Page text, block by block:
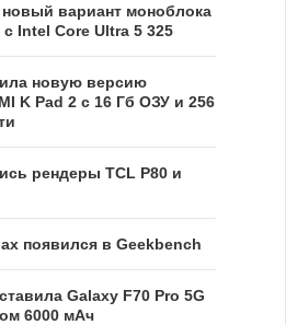
новый вариант моноблока
Intel Core Ultra 5 325
новую версию
K Pad 2 с 16 Гб ОЗУ и 256
рендеры TCL P80 и
появился в Geekbench
Galaxy F70 Pro 5G
6000 мАч